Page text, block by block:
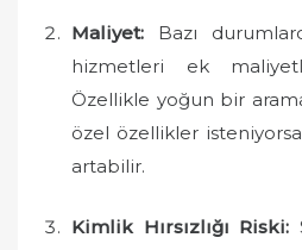
Maliyet: Bazı
hizmetleri ek
Özellikle yoğun bir
özel özellikler
artabilir.
Kimlik Hırsızlığı Riski: